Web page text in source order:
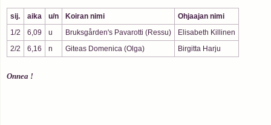
sij. aika u/n Koiran nimi
Ohjaajan nimi
1/2
6,09 u Bruksgården's Pavarotti (Ressu)
Elisabeth Killinen
2/2
6,16 n Giteas Domenica (Olga) Birgitta Harju
Onnea !